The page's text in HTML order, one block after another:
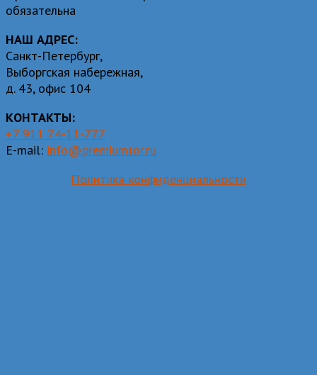
обязательна
НАШ АДРЕС:
Санкт-Петербург,
Выборгская набережная,
д. 43, офис 104
КОНТАКТЫ:
+7 911 74-11-777
E-mail: info@premiumtor.ru
Политика конфиденциальности